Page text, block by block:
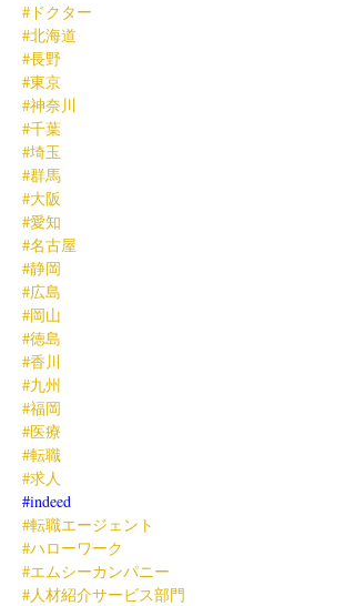
#ドクター
#北海道
#長野
#東京
#神奈川
#千葉
#埼玉
#群馬
#大阪
#愛知
#名古屋
#静岡
#広島
#岡山
#徳島
#香川
#九州
#福岡
#医療
#転職
#求人
#indeed
#転職エージェント
#ハローワーク
#エムシーカンパニー
#人材紹介サービス部門